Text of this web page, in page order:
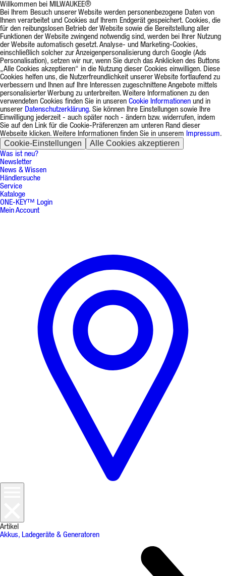
Willkommen bei MILWAUKEE®
Bei Ihrem Besuch unserer Website werden personenbezogene Daten von
Ihnen verarbeitet und Cookies auf Ihrem Endgerät gespeichert. Cookies, die
für den reibungslosen Betrieb der Website sowie die Bereitstellung aller
Funktionen der Website zwingend notwendig sind, werden bei Ihrer Nutzung
der Website automatisch gesetzt. Analyse- und Marketing-Cookies,
einschließlich solcher zur Anzeigenpersonalisierung durch Google (Ads
Personalisation), setzen wir nur, wenn Sie durch das Anklicken des Buttons
„Alle Cookies akzeptieren“ in die Nutzung dieser Cookies einwilligen. Diese
Cookies helfen uns, die Nutzerfreundlichkeit unserer Website fortlaufend zu
verbessern und Ihnen auf Ihre Interessen zugeschnittene Angebote mittels
personalisierter Werbung zu unterbreiten. Weitere Informationen zu den
verwendeten Cookies finden Sie in unseren Cookie Informationen und in
unserer Datenschutzerklärung. Sie können Ihre Einstellungen sowie Ihre
Einwilligung jederzeit - auch später noch - ändern bzw. widerrufen, indem
Sie auf den Link für die Cookie-Präferenzen am unteren Rand dieser
Webseite klicken. Weitere Informationen finden Sie in unserem Impressum.
Cookie-Einstellungen Alle Cookies akzeptieren
Was ist neu?
Newsletter
News & Wissen
Händlersuche
Service
Kataloge
ONE-KEY™ Login
Mein Account
Artikel
Akkus, Ladegeräte & Generatoren